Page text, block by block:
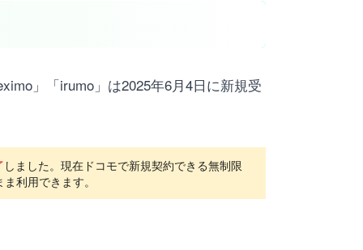
」「irumo」は2025年6月4日に新規受
しました。現在ドコモで新規契約できる無制限
利用できます。